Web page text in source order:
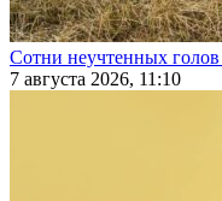
Сотни неучтенных
7 августа 2026, 11:10